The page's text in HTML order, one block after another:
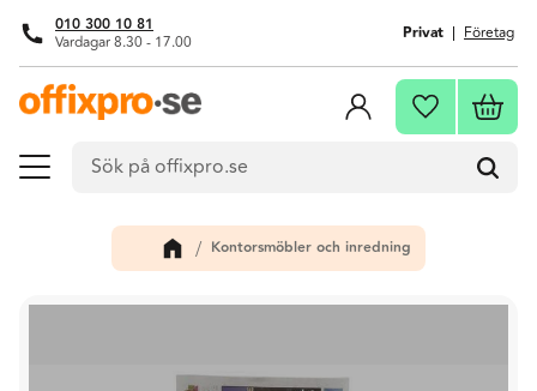
Meny
010 300 10 81
Vardagar 8.30 - 17.00 Privat Företag
Favoriter
Kontorsmöbler och inredning